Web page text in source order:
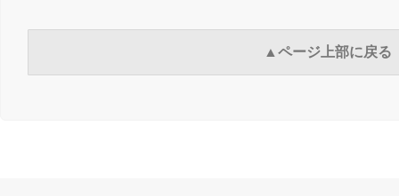
▲ページ上部に戻る